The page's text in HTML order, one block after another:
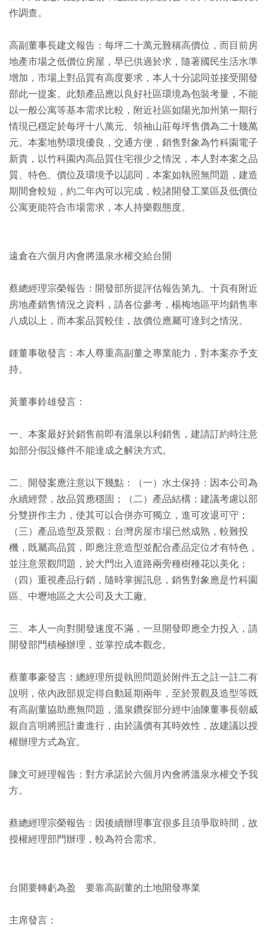
作調查。
高副董事長建文報告：每坪二十萬元難稱高價位，而目前房
地產市場之低價位房屋，早已供過於求，隨著國民生活水準
增加，市場上對品質有高度要求，本人十分認同並接受開發
部此一提案。此類產品應以良好社區環境為包裝考量，不能
以一般公寓等基本需求比較，附近社區如陽光加州第一期行
情現已穩定於每坪十八萬元、領袖山莊每坪售價為二十幾萬
元。本案地勢環境優良，交通方便，銷售對象為竹科園電子
新貴，以竹科園內高品質住宅很少之情況，本人對本案之品
質、特色、價位及環境予以認同，本案如執照無問題，建造
期間會較短，約二年內可以完成，較諸開發工業區及低價位
公寓更能符合市場需求，本人持樂觀態度。
遠倉在六個月內會將溫泉水權交給台開
蔡總經理宗榮報告：開發部所提評估報告第九、十頁有附近
房地產銷售情況之資料，請各位參考，楊梅地區平均銷售率
八成以上，而本案品質較佳，故價位應屬可達到之情況。
鍾董事敬發言：本人尊重高副董之專業能力，對本案亦予支
持。
黃董事鈴雄發言：
一、本案最好於銷售前即有溫泉以利銷售，建請訂約時注意
如部分假設條件不能達成之解決方式。
二、開發案應注意以下幾點：（一）水土保持：因本公司為
永續經營，故品質應穩固；（二）產品結構：建議考慮以部
分雙拼作主力，使其可以合併亦可獨立，進可攻退可守；
（三）產品造型及景觀：台灣房屋市場已然成熟，較難投
機，既屬高品質，即應注意造型並配合產品定位才有特色，
並注意景觀問題，於大門出入道路兩旁種樹種花以美化；
（四）重視產品行銷，隨時掌握訊息，銷售對象應是竹科園
區、中壢地區之大公司及大工廠。
三、本人一向對開發速度不滿，一旦開發即應全力投入，請
開發部門積極辦理，並掌控成本觀念。
蔡董事豪發言：總經理所提執照問題於附件五之註一註二有
說明，依內政部規定得自動延期兩年，至於景觀及造型等既
有高副董協助應無問題，溫泉鑽探部分經中油陳董事長朝威
親自言明將照計畫進行，由於議價有其時效性，故建議以授
權辦理方式為宜。
陳文可經理報告：對方承諾於六個月內會將溫泉水權交予我
方。
蔡總經理宗榮報告：因後續辦理事宜很多且須爭取時間，故
授權經理部門辦理，較為符合需求。
台開要轉虧為盈 要靠高副董的土地開發專業
主席發言：